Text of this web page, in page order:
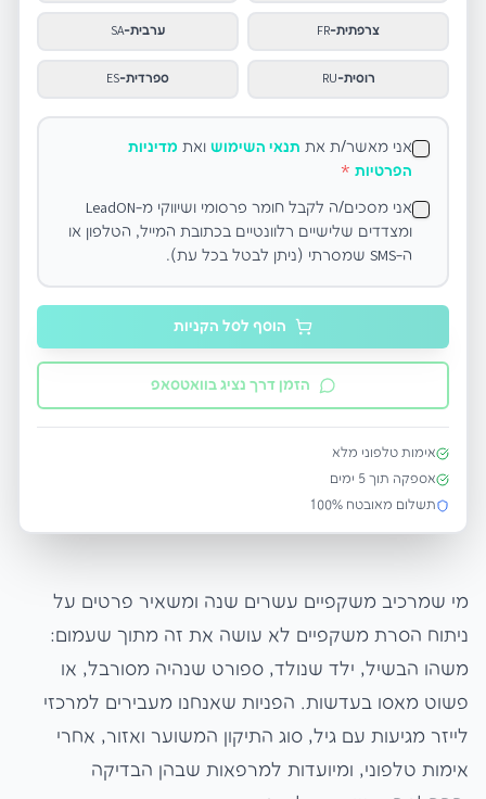
צרפתית-
FR ערבית-
SA
רוסית-
RU ספרדית-
ES
אני מאשר/ת את תנאי השימוש ואת מדיניות
הפרטיות *
אני מסכים/ה לקבל חומר פרסומי ושיווקי מ-LeadON
ומצדדים שלישיים רלוונטיים בכתובת המייל, הטלפון או
ה-SMS שמסרתי (ניתן לבטל בכל עת).
הוסף לסל הקניות
הזמן דרך נציג בוואטסאפ
אימות טלפוני מלא
אספקה תוך 5 ימים
תשלום מאובטח 100%
מי שמרכיב משקפיים עשרים שנה ומשאיר פרטים על
ניתוח הסרת משקפיים לא עושה את זה מתוך שעמום:
משהו הבשיל, ילד שנולד, ספורט שנהיה מסורבל, או
פשוט מאסו בעדשות. הפניות שאנחנו מעבירים למרכזי
לייזר מגיעות עם גיל, סוג התיקון המשוער ואזור, אחרי
אימות טלפוני, ומיועדות למרפאות שבהן הבדיקה